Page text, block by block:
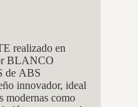
realizado en
BLANCO
de ABS
innovador, ideal
modernas como